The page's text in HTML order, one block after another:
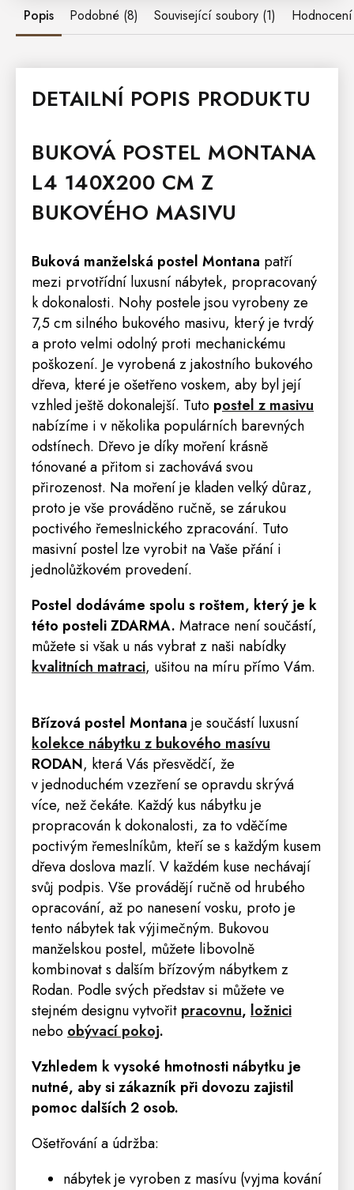
Popis Podobné (8) Související soubory (1) Hodnocení
DETAILNÍ POPIS PRODUKTU
BUKOVÁ POSTEL MONTANA
L4 140X200 CM Z
BUKOVÉHO MASIVU
Buková manželská postel Montana patří
mezi prvotřídní luxusní nábytek, propracovaný
k dokonalosti. Nohy postele jsou vyrobeny ze
7,5 cm silného bukového masivu, který je tvrdý
a proto velmi odolný proti mechanickému
poškození. Je vyrobená z jakostního bukového
dřeva, které je ošetřeno voskem, aby byl její
vzhled ještě dokonalejší. Tuto postel z masivu
nabízíme i v několika populárních barevných
odstínech. Dřevo je díky moření krásně
tónované a přitom si zachovává svou
přirozenost. Na moření je kladen velký důraz,
proto je vše prováděno ručně, se zárukou
poctivého řemeslnického zpracování. Tuto
masivní postel lze vyrobit na Vaše přání i
jednolůžkovém provedení.
Postel dodáváme spolu s roštem, který je k
této posteli ZDARMA. Matrace není součástí,
můžete si však u nás vybrat z naši nabídky
kvalitních matraci, ušitou na míru přímo Vám.
Břízová postel Montana je součástí luxusní
kolekce nábytku z bukového masívu
RODAN, která Vás přesvědčí, že
v jednoduchém vzezření se opravdu skrývá
více, než čekáte. Každý kus nábytku je
propracován k dokonalosti, za to vděčíme
poctivým řemeslníkům, kteří se s každým kusem
dřeva doslova mazlí. V každém kuse nechávají
svůj podpis. Vše provádějí ručně od hrubého
opracování, až po nanesení vosku, proto je
tento nábytek tak výjimečným. Bukovou
manželskou postel, můžete libovolně
kombinovat s dalším břízovým nábytkem z
Rodan. Podle svých představ si můžete ve
stejném designu vytvořit pracovnu, ložnici
nebo obývací pokoj.
Vzhledem k vysoké hmotnosti nábytku je
nutné, aby si zákazník při dovozu zajistil
pomoc dalších 2 osob.
Ošetřování a údržba:
nábytek je vyroben z masívu (vyjma kování